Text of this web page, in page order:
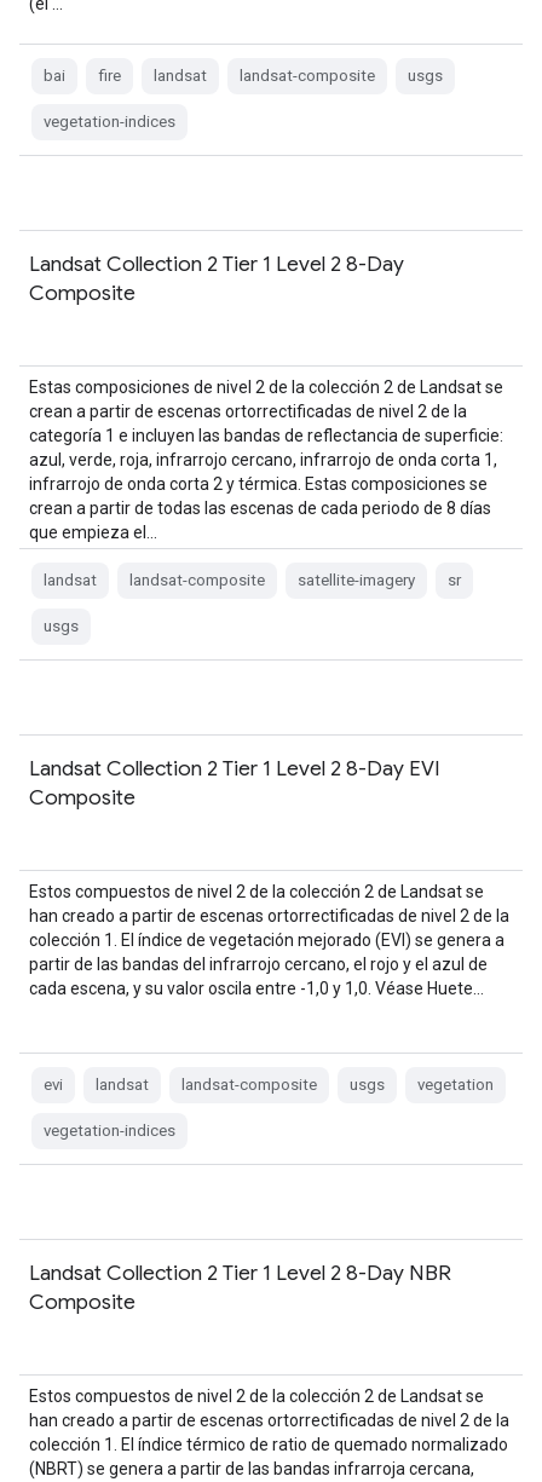
bai fire landsat landsat-composite usgs
vegetation-indices
Landsat Collection 2 Tier 1 Level 2 8-Day
Composite
Estas composiciones de nivel 2 de la colección 2 de Landsat se
crean a partir de escenas ortorrectificadas de nivel 2 de la
categoría 1 e incluyen las bandas de reflectancia de superficie:
azul, verde, roja, infrarrojo cercano, infrarrojo de onda corta 1,
infrarrojo de onda corta 2 y térmica. Estas composiciones se
crean a partir de todas las escenas de cada periodo de 8 días
que empieza el…
landsat landsat-composite satellite-imagery sr
usgs
Landsat Collection 2 Tier 1 Level 2 8-Day EVI
Composite
Estos compuestos de nivel 2 de la colección 2 de Landsat se
han creado a partir de escenas ortorrectificadas de nivel 2 de la
colección 1. El índice de vegetación mejorado (EVI) se genera a
partir de las bandas del infrarrojo cercano, el rojo y el azul de
cada escena, y su valor oscila entre -1,0 y 1,0. Véase Huete…
evi landsat landsat-composite usgs vegetation
vegetation-indices
Landsat Collection 2 Tier 1 Level 2 8-Day NBR
Composite
Estos compuestos de nivel 2 de la colección 2 de Landsat se
han creado a partir de escenas ortorrectificadas de nivel 2 de la
colección 1. El índice térmico de ratio de quemado normalizado
(NBRT) se genera a partir de las bandas infrarroja cercana,